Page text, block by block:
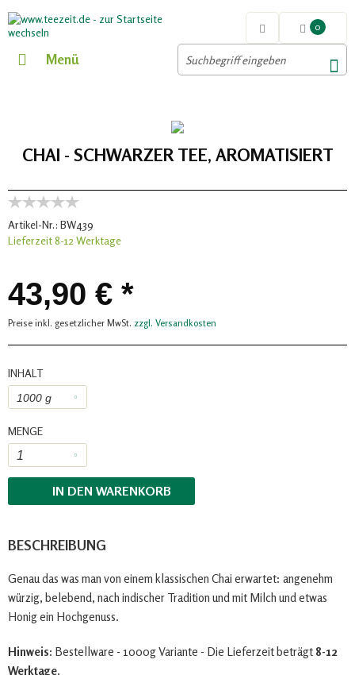
0
Menü
CHAI - SCHWARZER TEE, AROMATISIERT
Artikel-Nr.: BW439
Lieferzeit 8-12 Werktage
43,90 € *
Preise inkl. gesetzlicher MwSt. zzgl. Versandkosten
INHALT
MENGE
IN DEN WARENKORB
BESCHREIBUNG
Genau das was man von einem klassischen Chai erwartet: angenehm
würzig, belebend, nach indischer Tradition und mit Milch und etwas
Honig ein Hochgenuss.
Hinweis: Bestellware - 1000g Variante - Die Lieferzeit beträgt 8-12
Werktage.